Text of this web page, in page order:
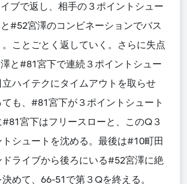
ブで返し、相手の３ポイントシュー
#52宮澤のコンビネーションでバス
ことごとく返していく。さらに失点
と#81宮下で連続３ポイントシュー
立ハイテクにタイムアウトを取らせ
も、#81宮下が３ポイントシュート
宮下はフリースローと、このQ３
シュートを沈める。最後は#10町田
ライブから後ろにいる#52宮澤に絶
めて、66-51で第３Qを終える。